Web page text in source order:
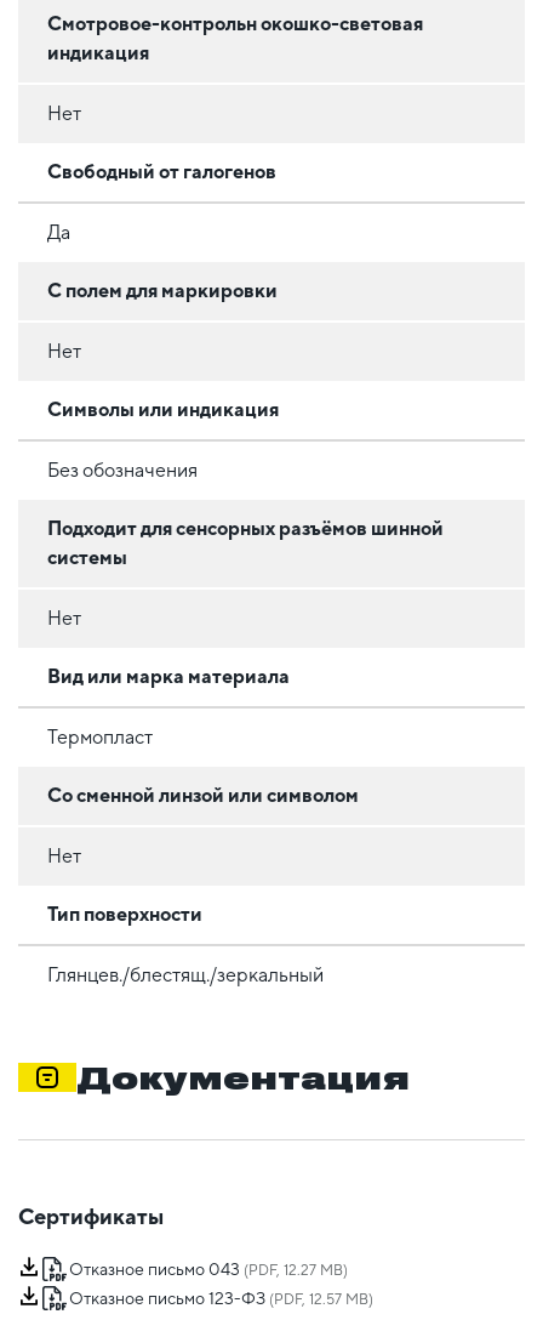
Смотровое-контрольн окошко-световая
индикация
Нет
Свободный от галогенов
Да
С полем для маркировки
Нет
Символы или индикация
Без обозначения
Подходит для сенсорных разъёмов шинной
системы
Нет
Вид или марка материала
Термопласт
Со сменной линзой или символом
Нет
Тип поверхности
Глянцев./блестящ./зеркальный
Документация
Сертификаты
Отказное письмо 043 (PDF, 12.27 MB)
Отказное письмо 123-ФЗ (PDF, 12.57 MB)